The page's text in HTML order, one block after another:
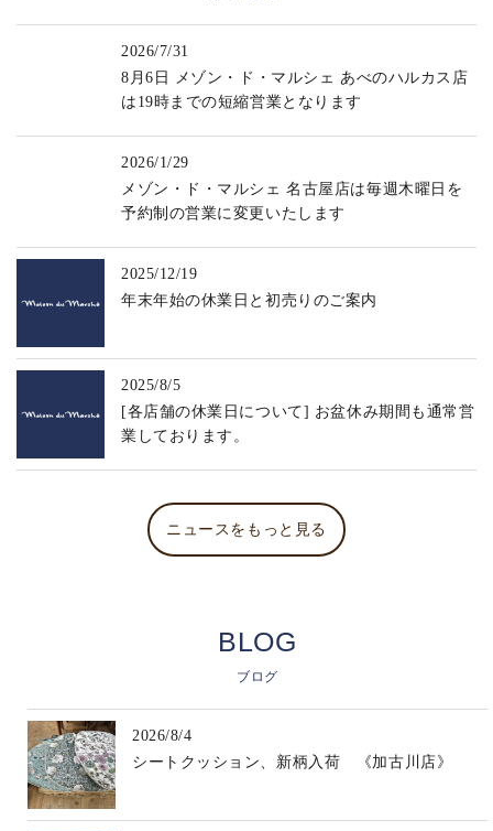
2026/7/31
8月6日 メゾン・ド・マルシェ あべのハルカス店
は19時までの短縮営業となります
2026/1/29
メゾン・ド・マルシェ 名古屋店は毎週木曜日を
予約制の営業に変更いたします
2025/12/19
年末年始の休業日と初売りのご案内
2025/8/5
[各店舗の休業日について] お盆休み期間も通常営
業しております。
ニュースをもっと見る
BLOG
ブログ
2026/8/4
シートクッション、新柄入荷 《加古川店》